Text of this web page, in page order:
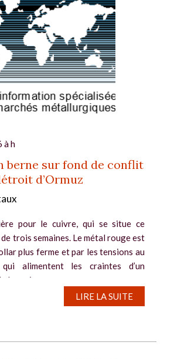
à h
berne sur fond de conflit
d’Ormuz
pour le cuivre, qui se situe ce
trois semaines. Le métal rouge est
plus ferme et par les tensions au
qui alimentent les craintes d’un
la croissance...
LIRE LA SUITE